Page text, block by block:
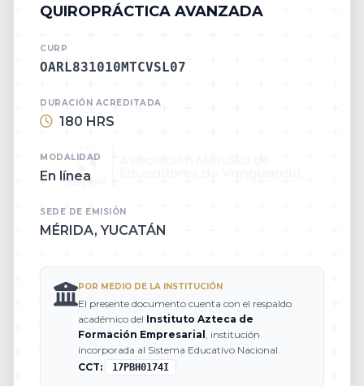
QUIROPRÁCTICA AVANZADA
CURP
OARL831010MTCVSL07
DURACIÓN ACREDITADA
180 HRS
MODALIDAD
En línea
SEDE DE EMISIÓN
MÉRIDA, YUCATÁN
POR MEDIO DE LA INSTITUCIÓN
El presente documento cuenta con el respaldo
académico del Instituto Azteca de
Formación Empresarial , institución
incorporada al Sistema Educativo Nacional.
CCT:
17PBH0174I